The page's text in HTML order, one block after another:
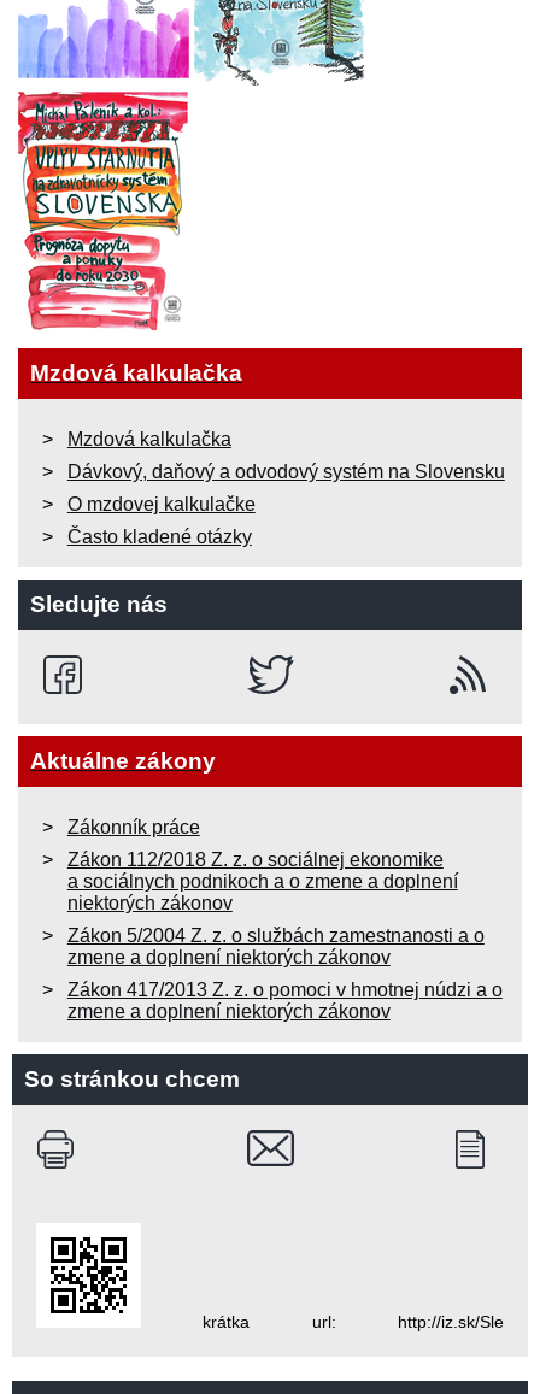
Mzdová kalkulačka
Mzdová kalkulačka
Dávkový, daňový a odvodový systém na Slovensku
O mzdovej kalkulačke
Často kladené otázky
Sledujte nás
Aktuálne zákony
Zákonník práce
Zákon 112/2018 Z. z. o sociálnej ekonomike
a sociálnych podnikoch a o zmene a doplnení
niektorých zákonov
Zákon 5/2004 Z. z. o službách zamestnanosti a o
zmene a doplnení niektorých zákonov
Zákon 417/2013 Z. z. o pomoci v hmotnej núdzi a o
zmene a doplnení niektorých zákonov
So stránkou chcem
krátka url: http://iz.sk/Sle